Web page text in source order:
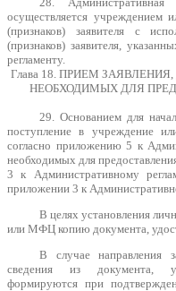
осуществляется учреждением
(признаков) заявителя с
(признаков) заявителя,
регламенту.
Глава 18. ПРИЕМ
НЕОБХОДИМЫХ ДЛЯ
29. Основанием для
поступление в учреждение
согласно приложению 5 к
необходимых для
3 к Административному
приложении 3 к
В целях установления
или МФЦ копию документа,
В случае направления
сведения из документа,
формируются при